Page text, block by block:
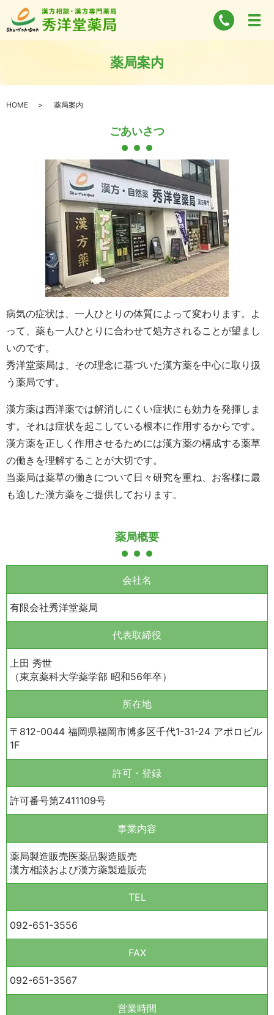
薬局案内
HOME 薬局案内
ごあいさつ
病気の症状は、一人ひとりの体質によって変わります。よ
って、薬も一人ひとりに合わせて処方されることが望まし
いのです。
秀洋堂薬局は、その理念に基づいた漢方薬を中心に取り扱
う薬局です。
漢方薬は西洋薬では解消しにくい症状にも効力を発揮しま
す。それは症状を起こしている根本に作用するからです。
漢方薬を正しく作用させるためには漢方薬の構成する薬草
の働きを理解することが大切です。
当薬局は薬草の働きについて日々研究を重ね、お客様に最
も適した漢方薬をご提供しております。
薬局概要
会社名
有限会社秀洋堂薬局
代表取締役
上田 秀世
（東京薬科大学薬学部 昭和56年卒）
所在地
〒812-0044 福岡県福岡市博多区千代1-31-24 アポロビル
1F
許可・登録
許可番号第Z411109号
事業内容
薬局製造販売医薬品製造販売
漢方相談および漢方薬製造販売
TEL
092-651-3556
FAX
092-651-3567
営業時間